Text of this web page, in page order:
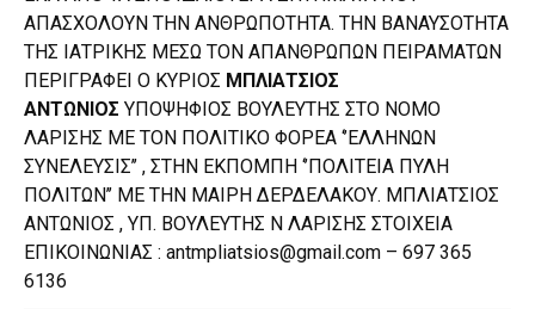
ΑΠΑΣΧΟΛΟΥΝ ΤΗΝ ΑΝΘΡΩΠΟΤΗΤΑ. ΤΗΝ ΒΑΝΑΥΣΟΤΗΤΑ
ΤΗΣ ΙΑΤΡΙΚΗΣ ΜΕΣΩ ΤΟΝ ΑΠΑΝΘΡΩΠΩΝ ΠΕΙΡΑΜΑΤΩΝ
ΠΕΡΙΓΡΑΦΕΙ Ο ΚΥΡΙΟΣ ΜΠΛΙΑΤΣΙΟΣ
ΑΝΤΩΝΙΟΣ ΥΠΟΨΗΦΙΟΣ ΒΟΥΛΕΥΤΗΣ ΣΤΟ ΝΟΜΟ
ΛΑΡΙΣΗΣ ΜΕ ΤΟΝ ΠΟΛΙΤΙΚΟ ΦΟΡΕΑ ‘’ΕΛΛΗΝΩΝ
ΣΥΝΕΛΕΥΣΙΣ’’ , ΣΤΗΝ ΕΚΠΟΜΠΗ ‘’ΠΟΛΙΤΕΙΑ ΠΥΛΗ
ΠΟΛΙΤΩΝ’’ ΜΕ ΤΗΝ ΜΑΙΡΗ ΔΕΡΔΕΛΑΚΟΥ. ΜΠΛΙΑΤΣΙΟΣ
ΑΝΤΩΝΙΟΣ , ΥΠ. ΒΟΥΛΕΥΤΗΣ Ν ΛΑΡΙΣΗΣ ΣΤΟΙΧΕΙΑ
ΕΠΙΚΟΙΝΩΝΙΑΣ : antmpliatsios@gmail.com – 697 365
6136